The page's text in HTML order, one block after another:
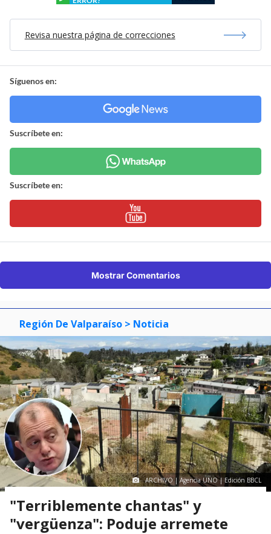
Revisa nuestra página de correcciones
Síguenos en:
Suscríbete en:
Suscríbete en:
Mostrar Comentarios
Región De Valparaíso > Noticia
ARCHIVO | Agencia UNO | Edición BBCL
"Terriblemente chantas" y
"vergüenza": Poduje arremete